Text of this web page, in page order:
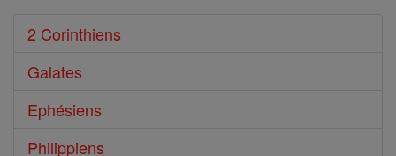
2 Corinthiens
Galates
Ephésiens
Philippiens